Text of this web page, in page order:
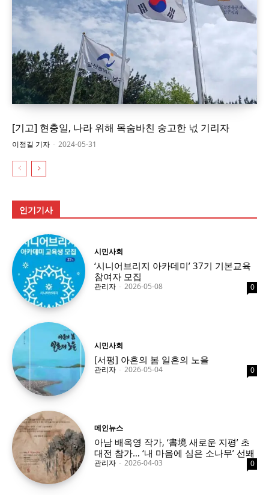
[기고] 현충일, 나라 위해 목숨바친 숭고한 넋 기리자
이정길 기자 - 2024-05-31
인기기사
시민사회
‘시니어브리지 아카데미’ 37기 기본교육
참여자 모집
관리자 - 2026-05-08 0
시민사회
[서평] 아흔의 봄 일흔의 노을
관리자 - 2026-05-04 0
메인뉴스
아남 배옥영 작가, ‘書境 새로운 지평’ 초
대전 참가… ‘내 마음에 심은 소나무’ 선봬
관리자 - 2026-04-03 0